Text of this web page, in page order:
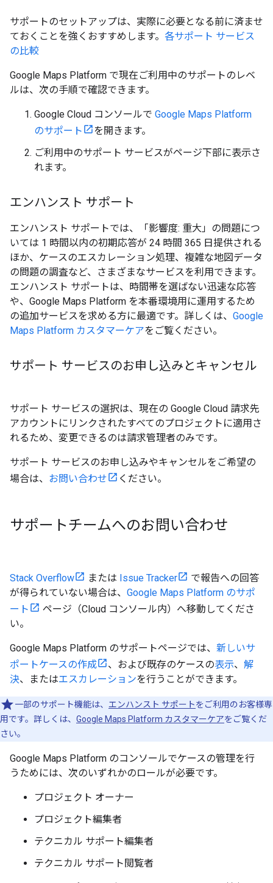
サポートのセットアップは、実際に必要となる前に済ませ
ておくことを強くおすすめします。 各サポート サービス
の比較
Google Maps Platform で現在ご利用中のサポートのレベ
ルは、次の手順で確認できます。
Google Cloud コンソールで Google Maps Platform
のサポート
を開きます。
ご利用中のサポート サービスがページ下部に表示さ
れます。
エンハンスト サポート
エンハンスト サポートでは、「影響度: 重大」の問題につ
いては 1 時間以内の初期応答が 24 時間 365 日提供される
ほか、ケースのエスカレーション処理、複雑な地図データ
の問題の調査など、さまざまなサービスを利用できます。
エンハンスト サポートは、時間帯を選ばない迅速な応答
や、Google Maps Platform を本番環境用に運用するため
の追加サービスを求める方に最適です。詳しくは、 Google
Maps Platform カスタマーケアをご覧ください。
サポート サービスのお申し込みとキャンセル
サポート サービスの選択は、現在の Google Cloud 請求先
アカウントにリンクされたすべてのプロジェクトに適用さ
れるため、変更できるのは請求管理者のみです。
サポート サービスのお申し込みやキャンセルをご希望の
場合は、 お問い合わせ ください。
サポートチームへのお問い合わせ
Stack Overflow または Issue Tracker
で報告への回答
が得られていない場合は、 Google Maps Platform のサポ
ート
ページ（Cloud コンソール内）へ移動してくださ
い。
Google Maps Platform のサポートページでは、 新しいサ
ポートケースの作成
、および既存のケースの表示、 解
決、またはエスカレーションを行うことができます。
一部のサポート機能は、 エンハンスト サポートをご利用のお客様専
用です。詳しくは、 Google Maps Platform カスタマーケアをご覧くだ
さい。
Google Maps Platform のコンソールでケースの管理を行
うためには、次のいずれかのロールが必要です。
プロジェクト オーナー
プロジェクト編集者
テクニカル サポート編集者
テクニカル サポート閲覧者